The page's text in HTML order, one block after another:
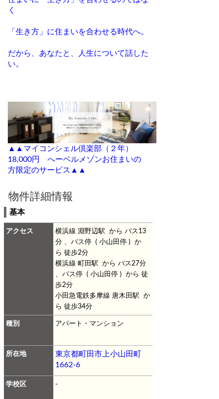
く
「生き方」に住まいを合わせる時代へ。
だから、あなたと、人生について話した
い。
▲▲マイコンシェル倶楽部（２年）
18,000円 へーベルメゾンお住まいの
方限定のサービス▲▲
物件詳細情報
基本
アクセス
横浜線 淵野辺駅 から バス13
分 、バス停 ( 小山田停 ) か
ら 徒歩2分
横浜線 町田駅 から バス27分
、バス停 ( 小山田停 ) から 徒
歩2分
小田急電鉄多摩線 唐木田駅 か
ら 徒歩34分
種別 アパート・マンション
所在地
東京都町田市上小山田町
1662-6
学校区 -